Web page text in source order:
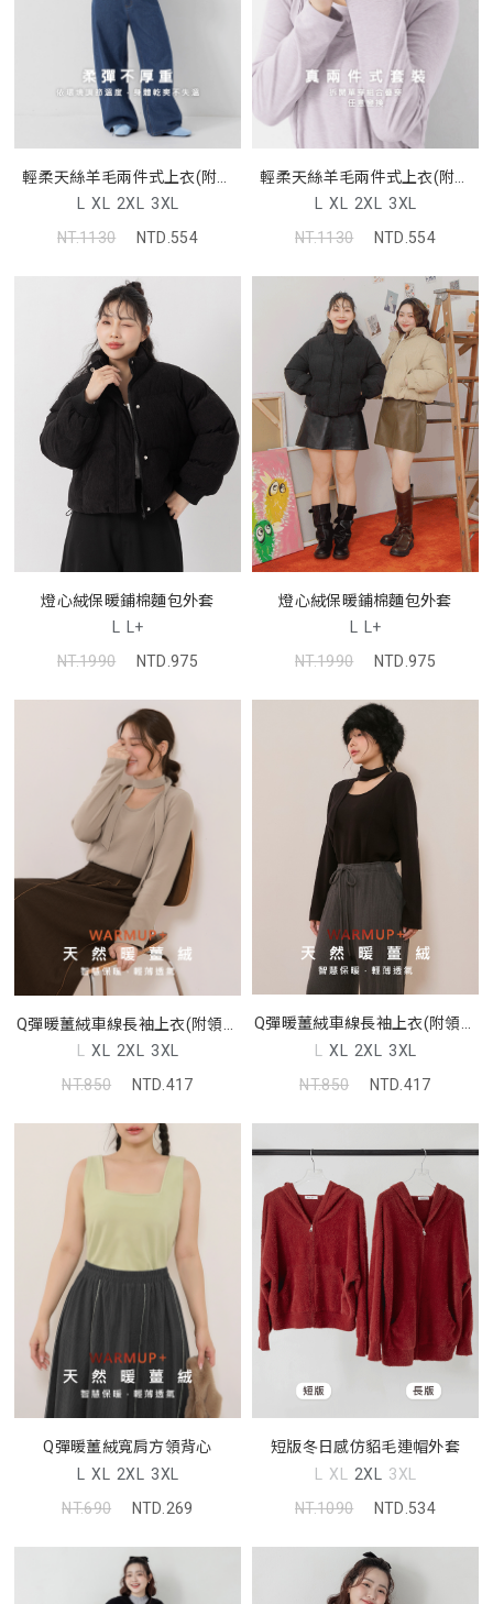
輕柔天絲羊毛兩件式上衣(附背
心)
L XL 2XL 3XL
NT.1130
NTD.554
輕柔天絲羊毛兩件式上衣(附背
心)
L XL 2XL 3XL
NT.1130
NTD.554
燈心絨保暖鋪棉麵包外套
L L+
NT.1990
NTD.975
燈心絨保暖鋪棉麵包外套
L L+
NT.1990
NTD.975
Q彈暖薑絨車線長袖上衣(附領綁
帶)
L XL 2XL 3XL
NT.850
NTD.417
Q彈暖薑絨車線長袖上衣(附領綁
帶)
L XL 2XL 3XL
NT.850
NTD.417
Q彈暖薑絨寬肩方領背心
L XL 2XL 3XL
NT.690
NTD.269
短版冬日感仿貂毛連帽外套
L XL 2XL 3XL
NT.1090
NTD.534